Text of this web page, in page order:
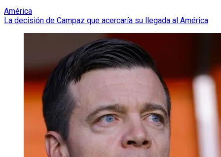
América
La decisión de Campaz que acercaría su llegada al América